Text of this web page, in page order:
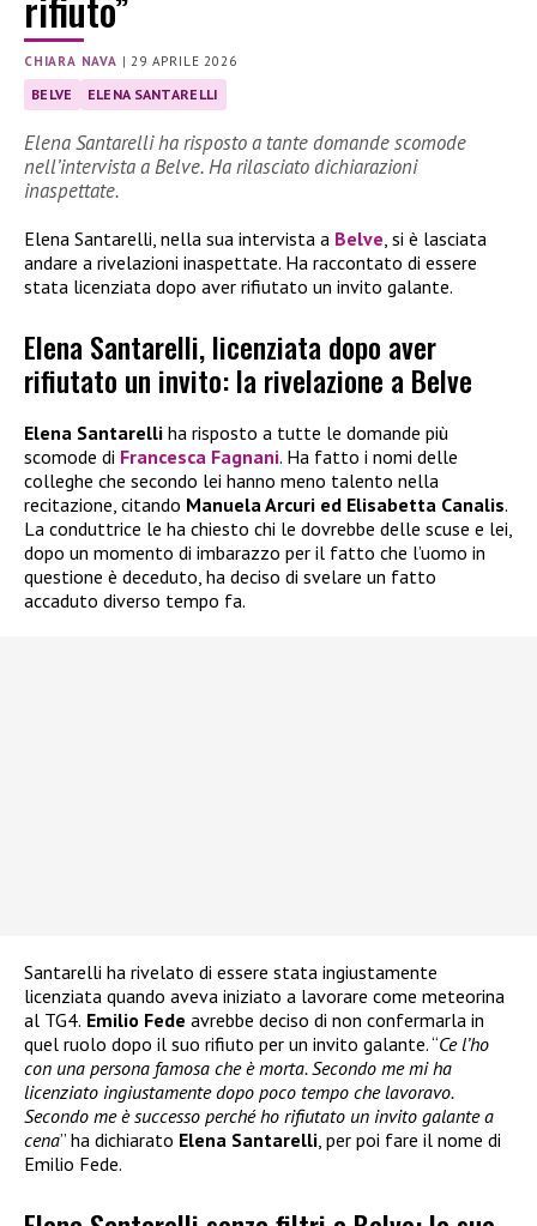
CHIARA NAVA |29 APRILE 2026
BELVE ELENA SANTARELLI
Elena Santarelli ha risposto a tante domande scomode
nell’intervista a Belve. Ha rilasciato dichiarazioni
inaspettate.
Elena Santarelli, nella sua intervista a Belve , si è lasciata
andare a rivelazioni inaspettate. Ha raccontato di essere
stata licenziata dopo aver rifiutato un invito galante.
Elena Santarelli, licenziata dopo aver
rifiutato un invito: la rivelazione a Belve
Elena Santarelli ha risposto a tutte le domande più
scomode di Francesca Fagnani. Ha fatto i nomi delle
colleghe che secondo lei hanno meno talento nella
recitazione, citando Manuela Arcuri ed Elisabetta Canalis.
La conduttrice le ha chiesto chi le dovrebbe delle scuse e lei,
dopo un momento di imbarazzo per il fatto che l’uomo in
questione è deceduto, ha deciso di svelare un fatto
accaduto diverso tempo fa.
Santarelli ha rivelato di essere stata ingiustamente
licenziata quando aveva iniziato a lavorare come meteorina
al TG4. Emilio Fede avrebbe deciso di non confermarla in
quel ruolo dopo il suo rifiuto per un invito galante. “Ce l’ho
con una persona famosa che è morta. Secondo me mi ha
licenziato ingiustamente dopo poco tempo che lavoravo.
Secondo me è successo perché ho rifiutato un invito galante a
cena” ha dichiarato Elena Santarelli, per poi fare il nome di
Emilio Fede.